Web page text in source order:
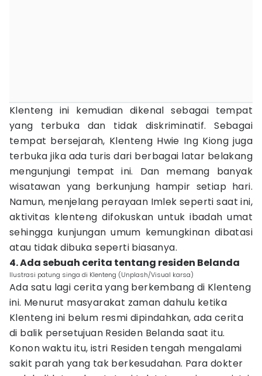
Klenteng ini kemudian dikenal sebagai tempat
yang terbuka dan tidak diskriminatif. Sebagai
tempat bersejarah, Klenteng Hwie Ing Kiong juga
terbuka jika ada turis dari berbagai latar belakang
mengunjungi tempat ini. Dan memang banyak
wisatawan yang berkunjung hampir setiap hari.
Namun, menjelang perayaan Imlek seperti saat ini,
aktivitas klenteng difokuskan untuk ibadah umat
sehingga kunjungan umum kemungkinan dibatasi
atau tidak dibuka seperti biasanya.
4. Ada sebuah cerita tentang residen Belanda
Ilustrasi patung singa di Klenteng (Unplash/Visual karsa)
Ada satu lagi cerita yang berkembang di Klenteng
ini. Menurut masyarakat zaman dahulu ketika
Klenteng ini belum resmi dipindahkan, ada cerita
di balik persetujuan Residen Belanda saat itu.
Konon waktu itu, istri Residen tengah mengalami
sakit parah yang tak berkesudahan. Para dokter